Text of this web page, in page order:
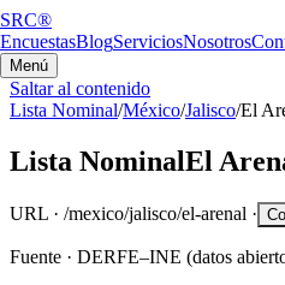
SRC®
EncuestasBlogServiciosNosotros
Menú
Saltar al contenido
Lista Nominal/México/Jalisco/El
Lista NominalEl
URL · /mexico/jalisco/el-arenal ·
Fuente · DERFE–INE (datos